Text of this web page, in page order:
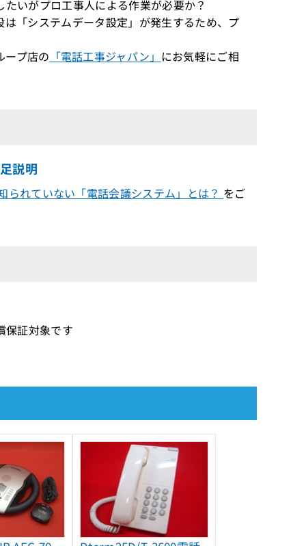
いがプロ工事人による作業が必要か？
システムデータ設定」が発生するため、プ
ープ店の 「電話工事ジャパン」 にお気軽にご相
説明
れていない「電話会議システム」とは？ をご
証対象です